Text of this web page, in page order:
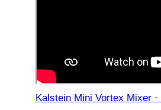
Kalstein Mini Vortex Mixer ·